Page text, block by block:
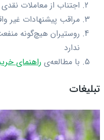
اجتناب از معاملات
مراقب پیشنهادات غیر
روستیران هیچ‌گونه
ندارد
با مطالعه‌ی راهنمای
تبلیغات